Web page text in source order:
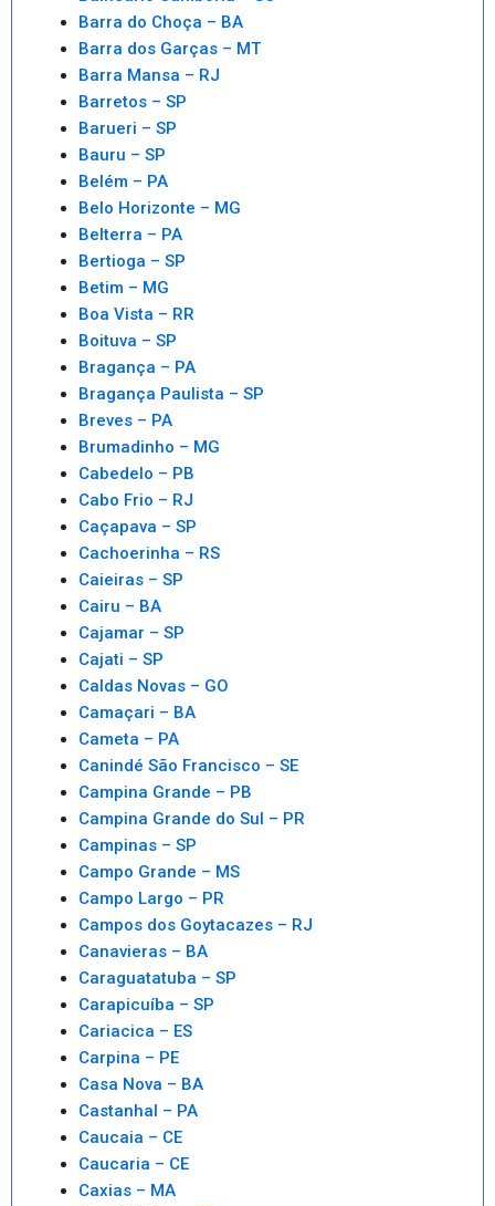
Barra do Choça – BA
Barra dos Garças – MT
Barra Mansa – RJ
Barretos – SP
Barueri – SP
Bauru – SP
Belém – PA
Belo Horizonte – MG
Belterra – PA
Bertioga – SP
Betim – MG
Boa Vista – RR
Boituva – SP
Bragança – PA
Bragança Paulista – SP
Breves – PA
Brumadinho – MG
Cabedelo – PB
Cabo Frio – RJ
Caçapava – SP
Cachoerinha – RS
Caieiras – SP
Cairu – BA
Cajamar – SP
Cajati – SP
Caldas Novas – GO
Camaçari – BA
Cameta – PA
Canindé São Francisco – SE
Campina Grande – PB
Campina Grande do Sul – PR
Campinas – SP
Campo Grande – MS
Campo Largo – PR
Campos dos Goytacazes – RJ
Canavieras – BA
Caraguatatuba – SP
Carapicuíba – SP
Cariacica – ES
Carpina – PE
Casa Nova – BA
Castanhal – PA
Caucaia – CE
Caucaria – CE
Caxias – MA